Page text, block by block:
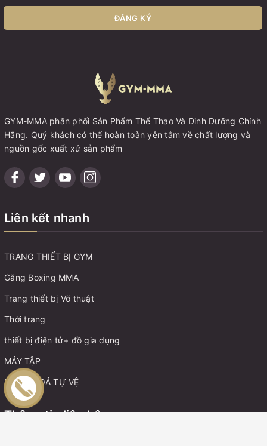
ĐĂNG KÝ
GYM-MMA phân phối Sản Phẩm Thể Thao Và Dinh Dưỡng Chính
Hãng. Quý khách có thể hoàn toàn yên tâm về chất lượng và
nguồn gốc xuất xứ sản phẩm
Liên kết nhanh
TRANG THIẾT BỊ GYM
Găng Boxing MMA
Trang thiết bị Võ thuật
Thời trang
thiết bị điện tử+ đồ gia dụng
MÁY TẬP
MÓC KHOÁ TỰ VỆ
Thông tin liên hệ